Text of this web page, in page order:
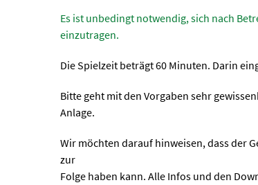
Es ist unbedingt notwendig, sich nach
einzutragen.
Die Spielzeit beträgt 60 Minuten. Darin
Bitte geht mit den Vorgaben sehr
Anlage.
Wir möchten darauf hinweisen, dass der
zur
Folge haben kann. Alle Infos und den